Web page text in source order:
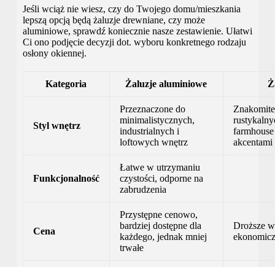
Jeśli wciąż nie wiesz, czy do Twojego domu/mieszkania
lepszą opcją będą żaluzje drewniane, czy może
aluminiowe, sprawdź koniecznie nasze zestawienie. Ułatwi
Ci ono podjęcie decyzji dot. wyboru konkretnego rodzaju
osłony okiennej.
Kategoria Żaluzje aluminiowe
Styl wnętrz
Przeznaczone do
minimalistycznych,
industrialnych i
loftowych wnętrz
akcentami
Funkcjonalność
Łatwe w utrzymaniu
czystości, odporne na
zabrudzenia
Cena
Przystępne cenowo,
bardziej dostępne dla
każdego, jednak mniej
trwałe
Droższe